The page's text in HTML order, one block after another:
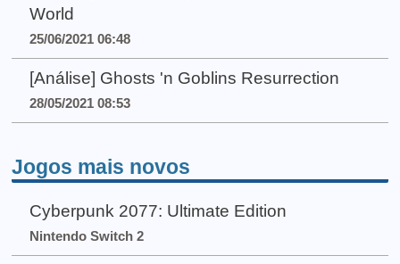
World
25/06/2021 06:48
[Análise] Ghosts 'n Goblins Resurrection
28/05/2021 08:53
Jogos mais novos
Cyberpunk 2077: Ultimate Edition
Nintendo Switch 2